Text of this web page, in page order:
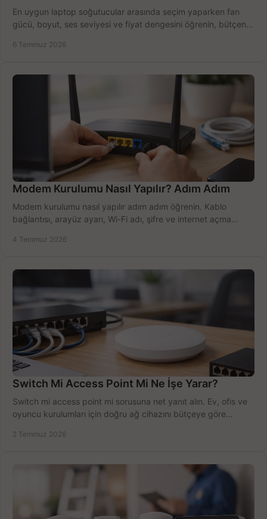
En uygun laptop soğutucular arasında seçim yaparken fan
gücü, boyut, ses seviyesi ve fiyat dengesini öğrenin, bütçenizi
6 Temmuz 2026
Modem Kurulumu Nasıl Yapılır? Adım Adım
Modem kurulumu nasıl yapılır adım adım öğrenin. Kablo
bağlantısı, arayüz ayarı, Wi-Fi adı, şifre ve internet açma
4 Temmuz 2026
Switch Mi Access Point Mi Ne İşe Yarar?
Switch mi access point mi sorusuna net yanıt alın. Ev, ofis ve
oyuncu kurulumları için doğru ağ cihazını bütçeye göre
2 Temmuz 2026